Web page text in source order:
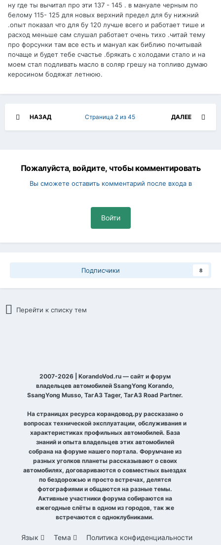
ну где ты вычитал про эти 137 - 145 . в мануале черным по
белому 115- 125 для новых верхний предел для бу нижний
.опыт показал что для бу 120 лучше всего и работает тише и
расход меньше сам слушал работает очень тихо .читай тему
про форсунки там все есть и мануал как библию почитывай
почаще и будет тебе счастье .брякать с холодами стало и на
моем стал подливать масло в соляр грешу на топливо думаю
керосином бодяжат летнюю.
НАЗАД ДАЛЕЕ
Страница 2 из 45
Пожалуйста, войдите, чтобы комментировать
Вы сможете оставить комментарий после входа в
Войти
Подписчики 8
Перейти к списку тем
2007-2026 | KorandoVod.ru — сайт и форум
владельцев автомобилей SsangYong Korando,
SsangYong Musso, ТагАЗ Tager, ТагАЗ Road Partner.
На страницах ресурса корандовод.ру рассказано о
вопросах технической эксплуатации, обслуживания и
характеристиках профильных автомобилей. База
знаний и опыта владельцев этих автомобилей
собрана на форуме нашего портала. Форумчане из
разных уголков планеты рассказывают о своих
автомобилях, договариваются о совместных выездах
по бездорожью и просто встречах, делятся
фотографиями и общаются на разные темы.
Активные участники форума собираются на
ежегодные слёты в одном из городов, так же
встречаются с одноклубниками.
Язык Тема
Политика конфиденциальности